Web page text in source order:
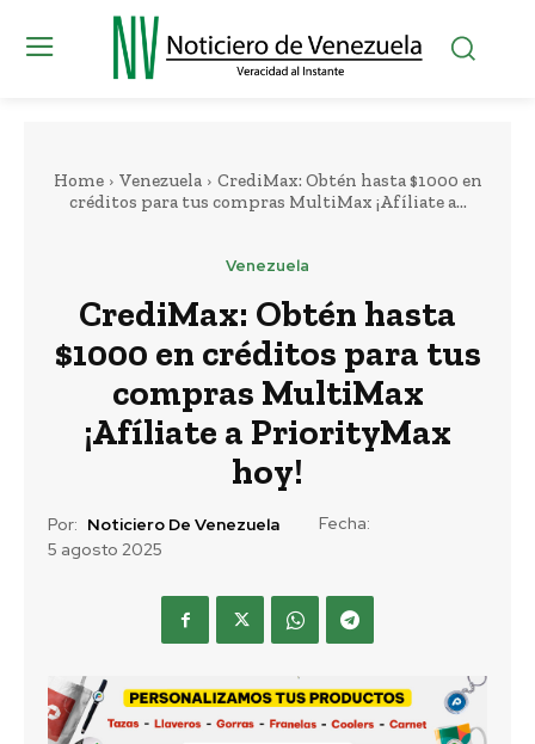
Home Venezuela
CrediMax: Obtén hasta $1000 en
créditos para tus compras MultiMax ¡Afíliate a...
Venezuela
CrediMax: Obtén hasta
$1000 en créditos para tus
compras MultiMax
¡Afíliate a PriorityMax
hoy!
Por: Noticiero De Venezuela
Fecha:
5 agosto 2025